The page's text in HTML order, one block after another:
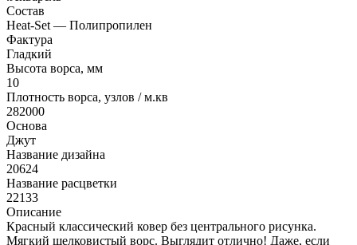
Состав
Heat-Set — Полипропилен
Фактура
Гладкий
Высота ворса, мм
10
Плотность ворса, узлов / м.кв
282000
Основа
Джут
Название дизайна
20624
Название расцветки
22133
Описание
Красный классический ковер без центрального рисунка.
Мягкий шелковистый ворс. Выглядит отлично! Даже, если